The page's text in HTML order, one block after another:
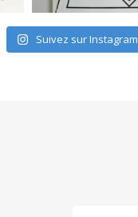
Suivez sur Instagram